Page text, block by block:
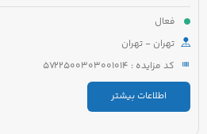
فعال
تهران - تهران
کد مزایده : 5722500303001014
اطلاعات بیشتر